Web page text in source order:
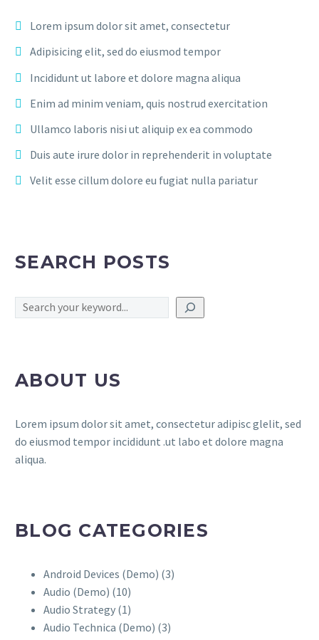
Lorem ipsum dolor sit amet, consectetur
Adipisicing elit, sed do eiusmod tempor
Incididunt ut labore et dolore magna aliqua
Enim ad minim veniam, quis nostrud exercitation
Ullamco laboris nisi ut aliquip ex ea commodo
Duis aute irure dolor in reprehenderit in voluptate
Velit esse cillum dolore eu fugiat nulla pariatur
SEARCH POSTS
Search
ABOUT US
Lorem ipsum dolor sit amet, consectetur adipisc glelit, sed
do eiusmod tempor incididunt .ut labo et dolore magna
aliqua.
BLOG CATEGORIES
Android Devices (Demo) (3)
Audio (Demo) (10)
Audio Strategy (1)
Audio Technica (Demo) (3)